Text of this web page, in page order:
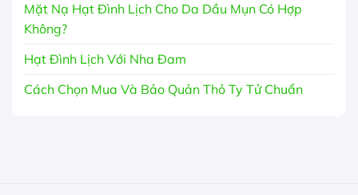
Mặt Nạ Hạt Đình Lịch Cho Da Dầu Mụn Có Hợp
Không?
Hạt Đình Lịch Với Nha Đam
Cách Chọn Mua Và Bảo Quản Thỏ Ty Tử Chuẩn